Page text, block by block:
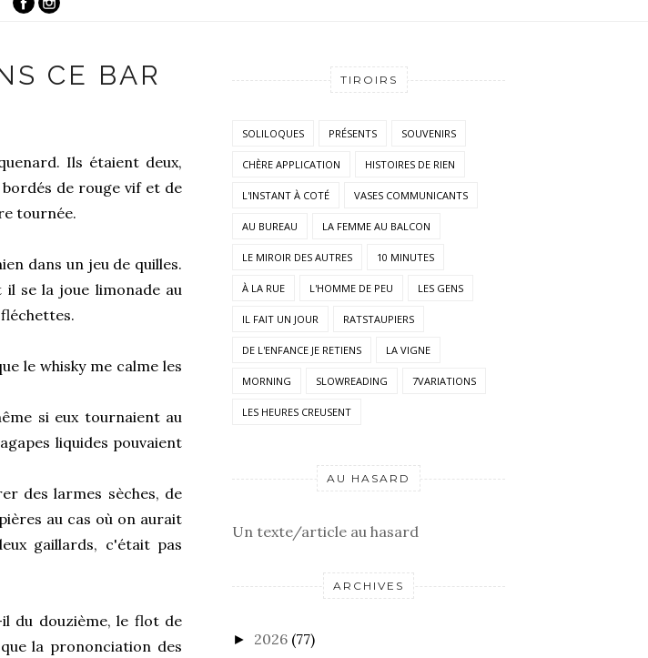
CE BAR
Ils étaient deux,
de rouge vif et de
tournée.
dans un jeu de quilles.
se la joue limonade au
le whisky me calme les
si eux tournaient au
liquides pouvaient
des larmes sèches, de
au cas où on aurait
gaillards, c'était pas
du douzième, le flot de
la prononciation des
TIROIRS
SOLILOQUES PRÉSENTS SOUVENIRS
CHÈRE APPLICATION HISTOIRES DE RIEN
L'INSTANT À COTÉ VASES COMMUNICANTS
AU BUREAU LA FEMME AU BALCON
LE MIROIR DES AUTRES 10 MINUTES
À LA RUE L'HOMME DE PEU LES GENS
IL FAIT UN JOUR RATSTAUPIERS
DE L'ENFANCE JE RETIENS LA VIGNE
MORNING SLOWREADING 7VARIATIONS
LES HEURES CREUSENT
AU HASARD
Un texte/article au hasard
ARCHIVES
► 2026 (77)